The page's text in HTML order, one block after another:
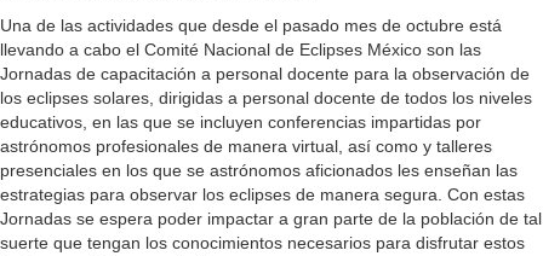
Una de las actividades que desde el pasado mes de octubre está
llevando a cabo el Comité Nacional de Eclipses México son las
Jornadas de capacitación a personal docente para la observación de
los eclipses solares, dirigidas a personal docente de todos los niveles
educativos, en las que se incluyen conferencias impartidas por
astrónomos profesionales de manera virtual, así como y talleres
presenciales en los que se astrónomos aficionados les enseñan las
estrategias para observar los eclipses de manera segura. Con estas
Jornadas se espera poder impactar a gran parte de la población de tal
suerte que tengan los conocimientos necesarios para disfrutar estos